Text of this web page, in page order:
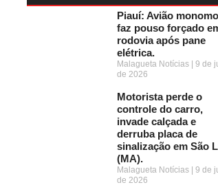
Piauí: Avião
faz pouso forçado
rodovia após pane
elétrica.
Malagueta Notícias
9 de
de 2026
Motorista perde o
controle do carro,
invade calçada e
derruba placa de
sinalização em São
(MA).
Malagueta Notícias
9 de
de 2026